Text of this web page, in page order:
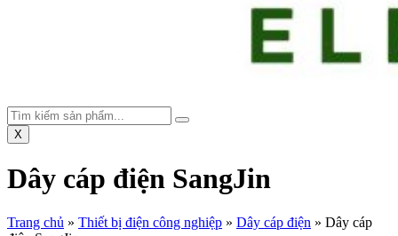
X
Dây cáp điện SangJin
Trang chủ » Thiết bị điện công nghiệp » Dây cáp điện » Dây cáp